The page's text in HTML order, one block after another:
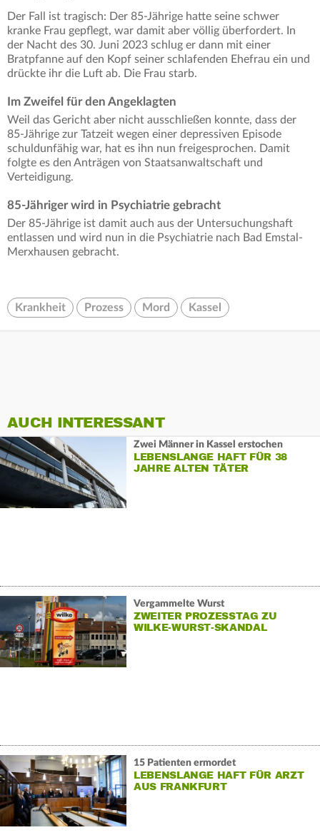
Der Fall ist tragisch: Der 85-Jährige hatte seine schwer
kranke Frau gepflegt, war damit aber völlig überfordert. In
der Nacht des 30. Juni 2023 schlug er dann mit einer
Bratpfanne auf den Kopf seiner schlafenden Ehefrau ein und
drückte ihr die Luft ab. Die Frau starb.
Im Zweifel für den Angeklagten
Weil das Gericht aber nicht ausschließen konnte, dass der
85-Jährige zur Tatzeit wegen einer depressiven Episode
schuldunfähig war, hat es ihn nun freigesprochen. Damit
folgte es den Anträgen von Staatsanwaltschaft und
Verteidigung.
85-Jähriger wird in Psychiatrie gebracht
Der 85-Jährige ist damit auch aus der Untersuchungshaft
entlassen und wird nun in die Psychiatrie nach Bad Emstal-
Merxhausen gebracht.
Krankheit Prozess Mord Kassel
AUCH INTERESSANT
Zwei Männer in Kassel erstochen
LEBENSLANGE HAFT FÜR 38
JAHRE ALTEN TÄTER
Vergammelte Wurst
ZWEITER PROZESSTAG ZU
WILKE-WURST-SKANDAL
15 Patienten ermordet
LEBENSLANGE HAFT FÜR ARZT
AUS FRANKFURT